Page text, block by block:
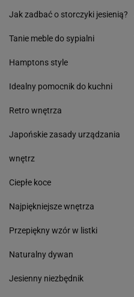
Jak zadbać o storczyki jesienią?
Tanie meble do sypialni
Hamptons style
Idealny pomocnik do kuchni
Retro wnętrza
Japońskie zasady urządzania
wnętrz
Ciepłe koce
Najpiękniejsze wnętrza
Przepiękny wzór w listki
Naturalny dywan
Jesienny niezbędnik